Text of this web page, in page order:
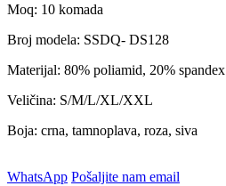
Moq: 10 komada
Broj modela: SSDQ- DS128
Materijal: 80% poliamid, 20% spandex
Veličina: S/M/L/XL/XXL
Boja: crna, tamnoplava, roza, siva
WhatsApp Pošaljite nam email